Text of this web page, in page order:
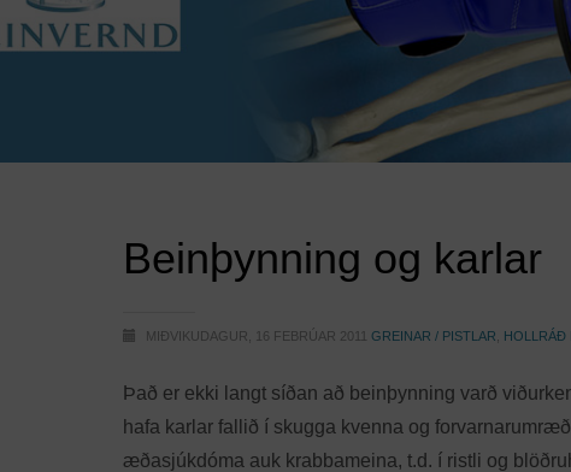
Beinþynning og karlar
MIÐVIKUDAGUR, 16 FEBRÚAR 2011 GREINAR / PISTLAR HOLLRÁÐ
Það er ekki langt síðan að beinþynning varð
hafa karlar fallið í skugga kvenna og
æðasjúkdóma auk krabbameina, t.d. í ristli og